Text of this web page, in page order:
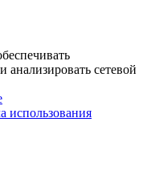
анализировать сетевой
использования